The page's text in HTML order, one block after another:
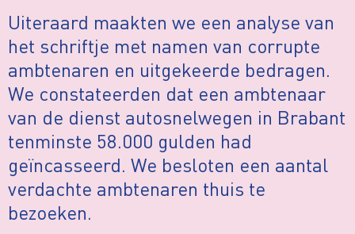
Uiteraard maakten we een analyse van
het schriftje met namen van corrupte
ambtenaren en uitgekeerde bedragen.
We constateerden dat een ambtenaar
van de dienst autosnelwegen in Brabant
tenminste 58.000 gulden had
geïncasseerd. We besloten een aantal
verdachte ambtenaren thuis te
bezoeken.